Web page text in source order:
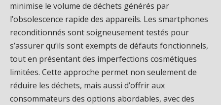
minimise le volume de déchets générés par
l’obsolescence rapide des appareils. Les smartphones
reconditionnés sont soigneusement testés pour
s’assurer qu’ils sont exempts de défauts fonctionnels,
tout en présentant des imperfections cosmétiques
limitées. Cette approche permet non seulement de
réduire les déchets, mais aussi d’offrir aux
consommateurs des options abordables, avec des